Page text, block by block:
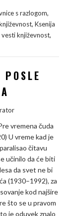
a
r
s razlogom,
, Ksenija
vesti književnost,
vremena čuda
U vreme kad je
čitavu
učinilo da će biti
da svet ne bi
(1930–1992), za
kod najšire
što se u pravom
je oduvek znalo